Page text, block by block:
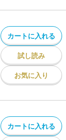
カートに入れる
試し読み
お気に入り
カートに入れる